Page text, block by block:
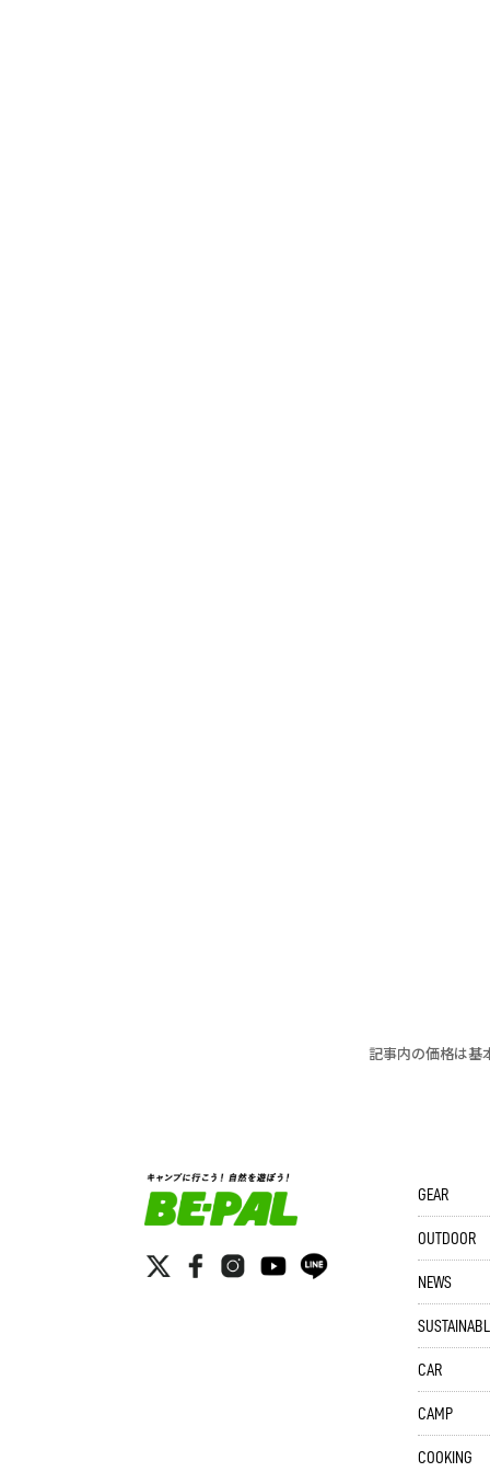
記事内の価格は基
GEAR
OUTDOOR
NEWS
CAR
CAMP
COOKING